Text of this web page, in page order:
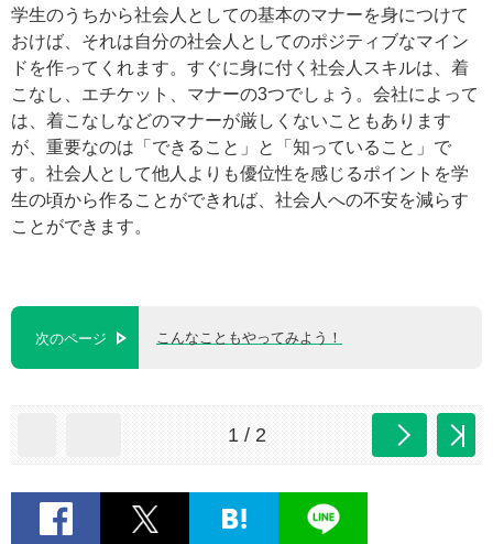
学生のうちから社会人としての基本のマナーを身につけて
おけば、それは自分の社会人としてのポジティブなマイン
ドを作ってくれます。すぐに身に付く社会人スキルは、着
こなし、エチケット、マナーの3つでしょう。会社によって
は、着こなしなどのマナーが厳しくないこともあります
が、重要なのは「できること」と「知っていること」で
す。社会人として他人よりも優位性を感じるポイントを学
生の頃から作ることができれば、社会人への不安を減らす
ことができます。
次のページ こんなこともやってみよう！
1 / 2